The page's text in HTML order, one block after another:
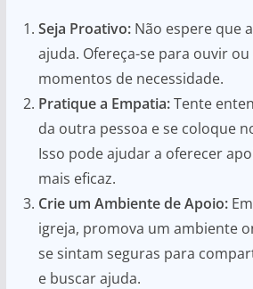
Seja Proativo:Não espere que
ajuda. Ofereça-se para ouvir
momentos de necessidade.
Pratique a Empatia:Tente
da outra pessoa e se coloque
Isso pode ajudar a oferecer
mais eficaz.
Crie um Ambiente de Apoio:
igreja, promova um ambiente
se sintam seguras para
e buscar ajuda.